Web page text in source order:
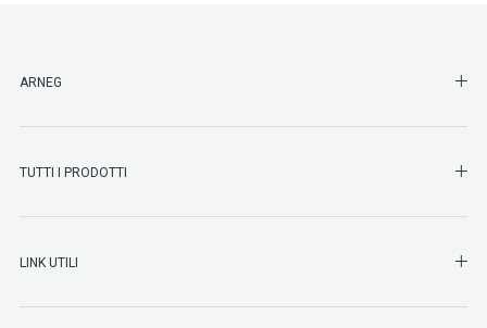
ARNEG
TUTTI I PRODOTTI
LINK UTILI